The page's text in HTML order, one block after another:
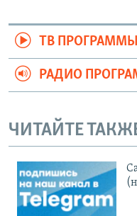
ТВ ПРОГРАММЫ
РАДИО
ЧИТАЙТЕ